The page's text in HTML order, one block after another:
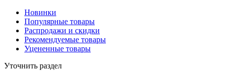
Новинки
Популярные товары
Распродажи и скидки
Рекомендуемые товары
Уцененные товары
Уточнить раздел